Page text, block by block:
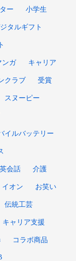
ー 小学生
タルギフト
ンガ キャリア
クラブ 受賞
スヌーピー
イルバッテリー
会話 介護
イオン お笑い
伝統工芸
キャリア支援
コラボ商品